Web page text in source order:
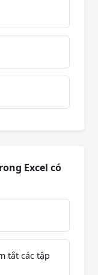
Excel có
tắt các tập